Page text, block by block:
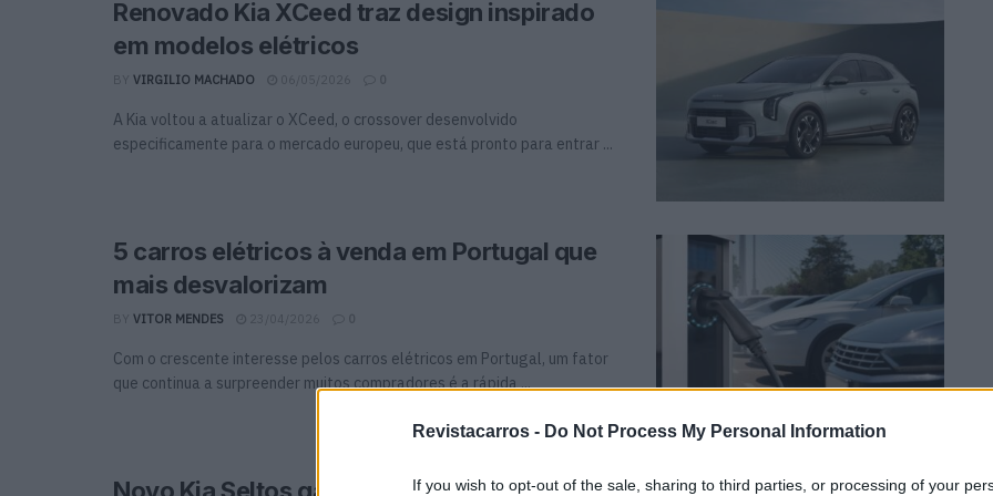
Revistacarros - Do Not Process My Personal Information
If you wish to opt-out of the sale, sharing to third parties, or processing of your
Renovado Kia XCeed traz design inspirado
em modelos elétricos
BY VIRGILIO MACHADO 0
A Kia voltou a atualizar o XCeed, o crossover desenvolvido
especificamente para o mercado europeu, que está pronto para entrar ...
5 carros elétricos à venda em Portugal que
mais desvalorizam
BY VITOR MENDES 23/04/2026 0
Com o crescente interesse pelos carros elétricos em Portugal, um fator
que continua a surpreender muitos compradores é a rápida ...